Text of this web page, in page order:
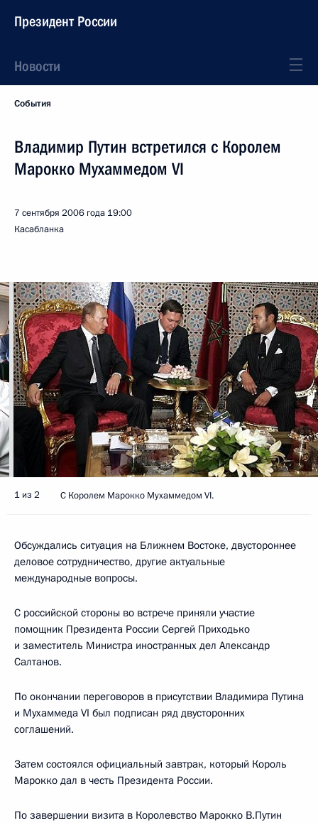
Президент России
Новости
События
Владимир Путин встретился с Королем
Марокко Мухаммедом VI
7 сентября 2006 года 19:00
Касабланка
1 из 2 С Королем Марокко Мухаммедом VI.
Обсуждались ситуация на Ближнем Востоке, двустороннее
деловое сотрудничество, другие актуальные
международные вопросы.
С российской стороны во встрече приняли участие
помощник Президента России Сергей Приходько
и заместитель Министра иностранных дел Александр
Салтанов.
По окончании переговоров в присутствии Владимира Путина
и Мухаммеда VI был подписан ряд двусторонних
соглашений.
Затем состоялся официальный завтрак, который Король
Марокко дал в честь Президента России.
По завершении визита в Королевство Марокко В.Путин